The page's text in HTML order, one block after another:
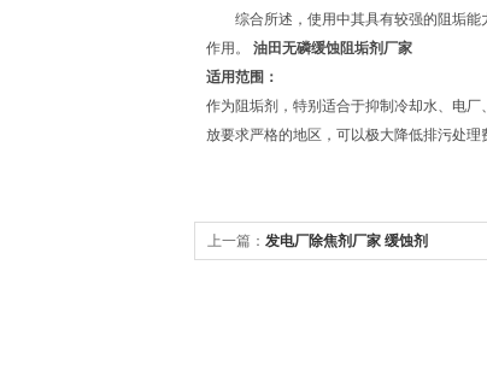
综合所述，使用中其具有较强的阻垢能
作用。 油田无磷缓蚀阻垢剂厂家
适用范围：
作为阻垢剂，特别适合于抑制冷却水、电
放要求严格的地区，可以极大降低排污处
上一篇： 发电厂除焦剂厂家 缓蚀剂